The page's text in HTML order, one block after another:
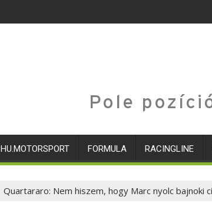
Pole
HU.MOTORSPORT FORMULA RACINGLINE
Quartararo: Nem hiszem, hogy Marc nyolc